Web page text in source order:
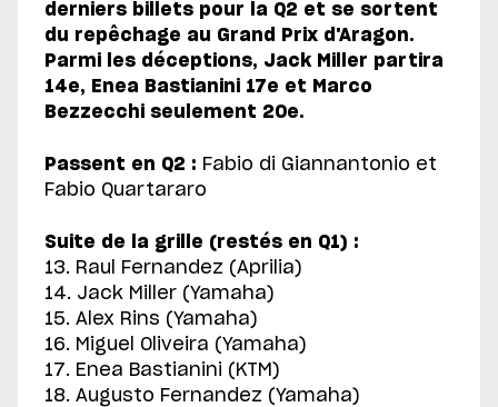
derniers billets pour la Q2 et se sortent
du repêchage au Grand Prix d'Aragon.
Parmi les déceptions, Jack Miller partira
14e, Enea Bastianini 17e et Marco
Bezzecchi seulement 20e.
Passent en Q2 : Fabio di Giannantonio et
Fabio Quartararo
Suite de la grille (restés en Q1) :
13. Raul Fernandez (Aprilia)
14. Jack Miller (Yamaha)
15. Alex Rins (Yamaha)
16. Miguel Oliveira (Yamaha)
17. Enea Bastianini (KTM)
18. Augusto Fernandez (Yamaha)